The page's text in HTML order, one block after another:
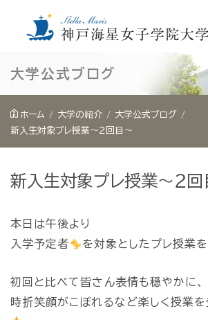
キ
プ
大学公式ブログ
ホーム 大学の紹介
大学公式ブログ
新入生対象プレ授業～２回目～
新入生対象プレ授業～２回
本日は午後より
入学予定者
を対象としたプレ授業を
初回と比べて皆さん表情も穏やかに、
時折笑顔がこぼれるなど楽しく授業を